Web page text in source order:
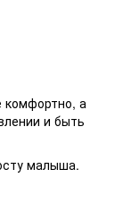
комфортно, а
и быть
малыша.